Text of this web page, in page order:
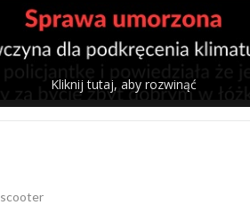
Kliknij tutaj, aby rozwinąć
scooter